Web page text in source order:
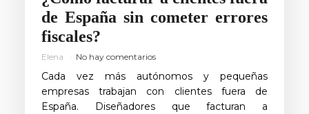
de España sin cometer errores
fiscales?
Elena No hay comentarios
Cada vez más autónomos y pequeñas
empresas trabajan con clientes fuera de
España. Diseñadores que facturan a